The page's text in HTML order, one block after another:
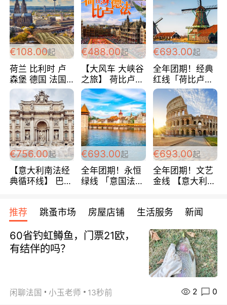
€108.00起
荷兰 比利时 卢
森堡 德国 法国
超爽玩遍西欧 循
环线 全程四星宾
馆 108欧/人/天
€488.00起
【大风车 大峡谷
之旅】 荷比卢德
法 巴黎上下 经
典五国四日游
488欧/人
€693.00起
全年团期！经典
红线「荷比卢德
法」七天循环 五
国 仅售99欧/人/
天！巴黎上下！
包拼房~
€756.00起
【意大利南法经
典循环线】 巴黎
宾馆 108欧/天起
全程756欧/位
€693.00起
全年团期！永恒
绿线 「意国法
欧/天起 ~包拼房
€693.00起
全年团期！文艺
金线 【意大利一
每周铁发！
推荐 跳蚤市场 房屋店铺 生活服务 新闻
60省钓虹鳟鱼，门票21欧，
有结伴的吗？
闲聊法国 小玉老师 13秒前 2 0